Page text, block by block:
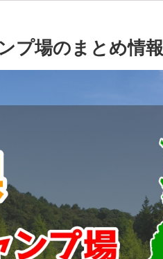
プ場のまとめ情報